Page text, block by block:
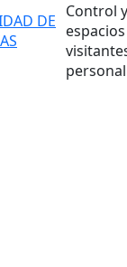
DE Control